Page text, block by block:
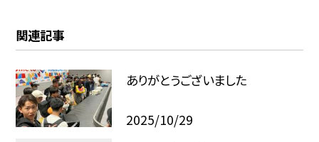
関連記事
ありがとうございました
2025/10/29